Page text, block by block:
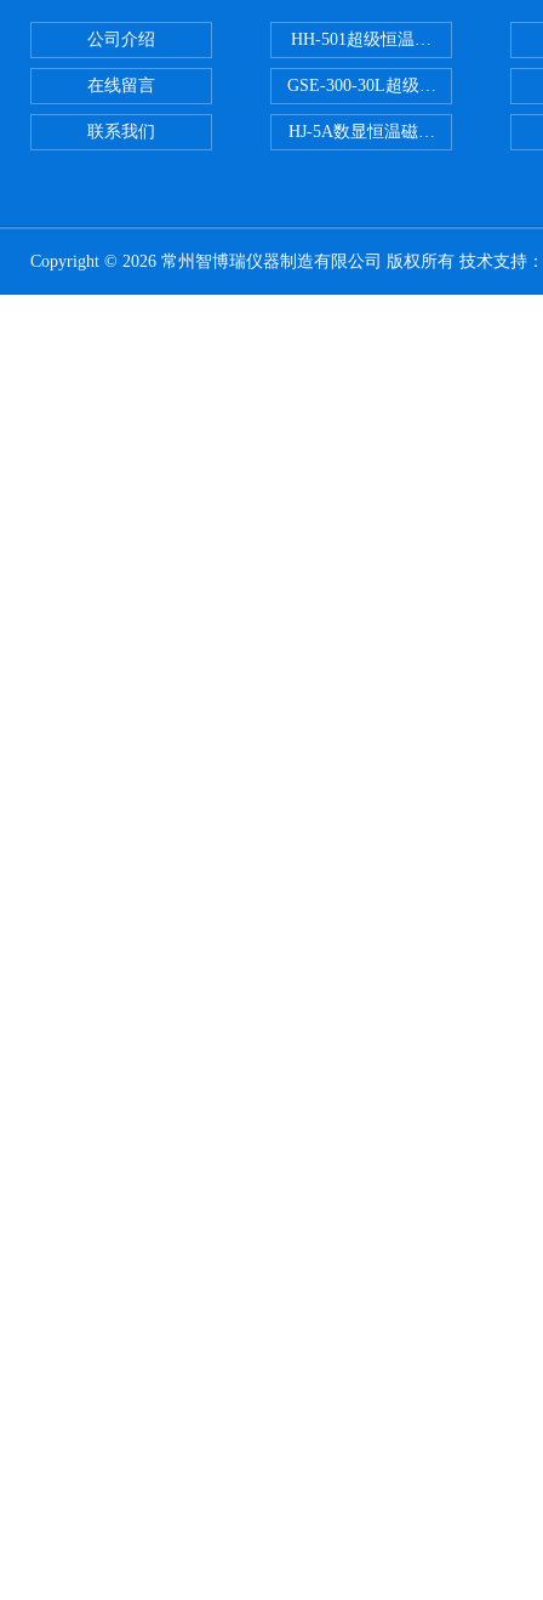
公司介绍
在线留言
联系我们
HH-501超级恒温水浴
GSE-300-30L超级循环恒温油浴锅
HJ-5A数显恒温磁力搅拌器
Copyright © 2026 常州智博瑞仪器制造有限公司 版权所有 技术支持：